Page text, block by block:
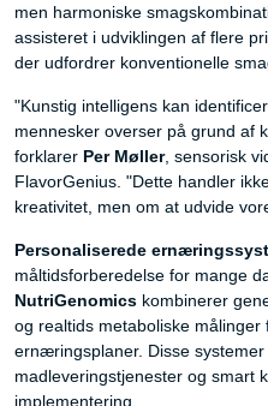
men harmoniske
assisteret i udviklingen af flere
der udfordrer konventionelle
"Kunstig intelligens kan
mennesker overser på grund af
forklarer Per Møller, sensorisk
FlavorGenius. "Dette handler
kreativitet, men om at udvide
Personaliserede
måltidsforberedelse for mange
NutriGenomics kombinerer
og realtids metaboliske
ernæringsplaner. Disse
madleveringstjenester og smart
implementering.